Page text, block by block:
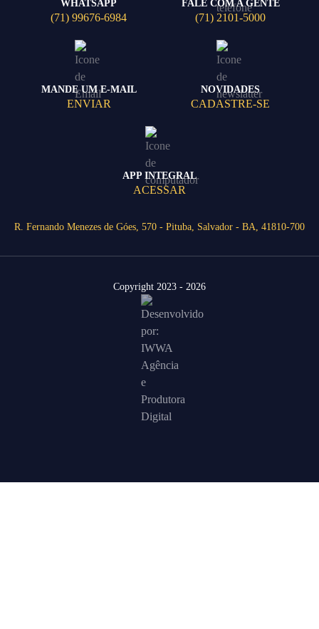
WHATSAPP
(71) 99676-6984
FALE COM A GENTE
(71) 2101-5000
MANDE UM E-MAIL
ENVIAR
NOVIDADES
CADASTRE-SE
APP INTEGRAL
ACESSAR
R. Fernando Menezes de Góes, 570 - Pituba, Salvador - BA, 41810-700
Copyright 2023 - 2026